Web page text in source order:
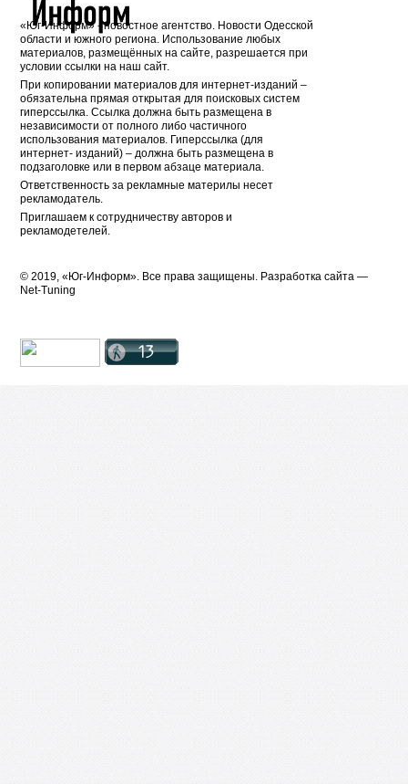
«Юг-Информ» - новостное агентство. Новости Одесской
области и южного региона. Использование любых
материалов, размещённых на сайте, разрешается при
условии ссылки на наш сайт.
При копировании материалов для интернет-изданий –
обязательна прямая открытая для поисковых систем
гиперссылка. Ссылка должна быть размещена в
независимости от полного либо частичного
использования материалов. Гиперссылка (для
интернет- изданий) – должна быть размещена в
подзаголовке или в первом абзаце материала.
Ответственность за рекламные материлы несет
рекламодатель.
Приглашаем к сотрудничеству авторов и
рекламодетелей.
© 2019, «Юг-Информ». Все права защищены. Разработка cайта —
Net-Tuning